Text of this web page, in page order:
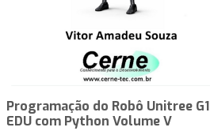
Programação do Robô Unitree G1
EDU com Python Volume V